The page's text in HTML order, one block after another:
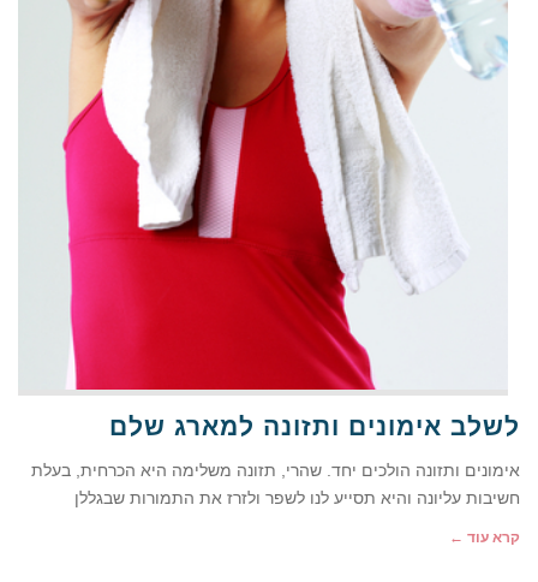
לשלב אימונים ותזונה למארג שלם
אימונים ותזונה הולכים יחד. שהרי, תזונה משלימה היא הכרחית, בעלת
חשיבות עליונה והיא תסייע לנו לשפר ולזרז את התמורות שבגללן
קרא עוד ←